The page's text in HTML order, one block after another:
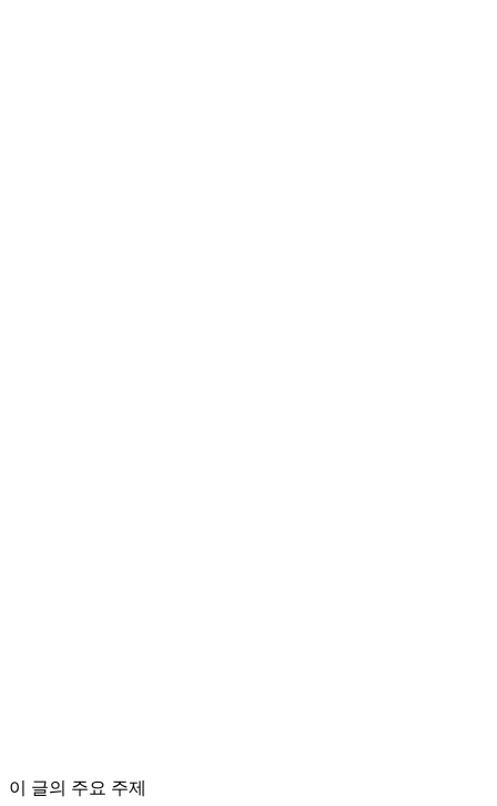
이 글의 주요 주제